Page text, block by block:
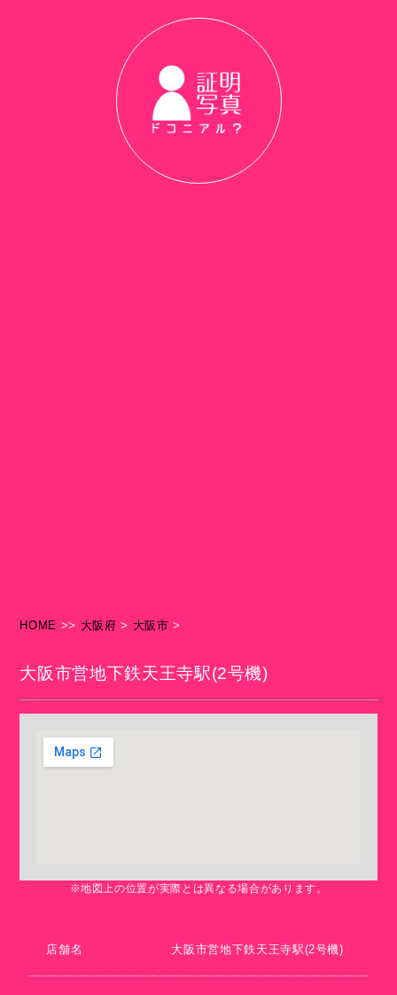
HOME >> 大阪府 > 大阪市 >
大阪市営地下鉄天王寺駅(2号機)
※地図上の位置が実際とは異なる場合があります。
店舗名 大阪市営地下鉄天王寺駅(2号機)